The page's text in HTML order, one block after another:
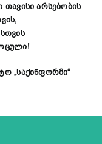
არსებობის
„საქინფორმი“